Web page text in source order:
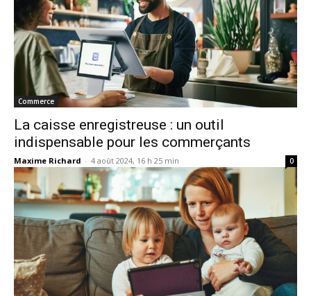
Commerce
La caisse enregistreuse : un outil
indispensable pour les commerçants
Maxime Richard - 4 août 2024, 16 h 25 min 0